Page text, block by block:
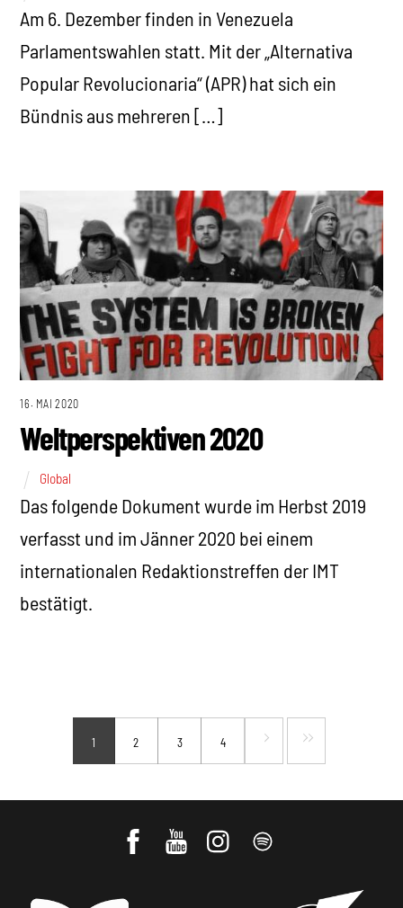
Am 6. Dezember finden in Venezuela
Parlamentswahlen statt. Mit der „Alternativa
Popular Revolucionaria“ (APR) hat sich ein
Bündnis aus mehreren […]
16. MAI 2020
Weltperspektiven 2020
Global
Das folgende Dokument wurde im Herbst 2019
verfasst und im Jänner 2020 bei einem
internationalen Redaktionstreffen der IMT
bestätigt.
1 2 3 4